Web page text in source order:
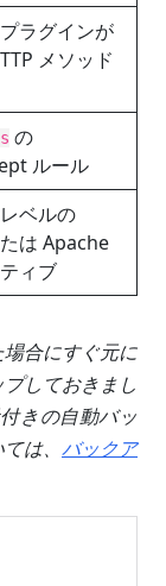
ラグインが
メソッド
の
ルール
ベルの
は Apache
ィブ
合にすぐ元に
しておきまし
きの自動バッ
は、 バックア